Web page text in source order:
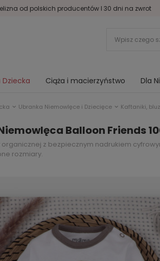
od polskich producentów I 30 dni na zwrot
Dziecka Ciąża i macierzyństwo Dla
Ubranka Niemowlęce i Dziecięce Kaftaniki,
Balloon Friends
organicznej z bezpiecznym nadrukiem
rozmiary.